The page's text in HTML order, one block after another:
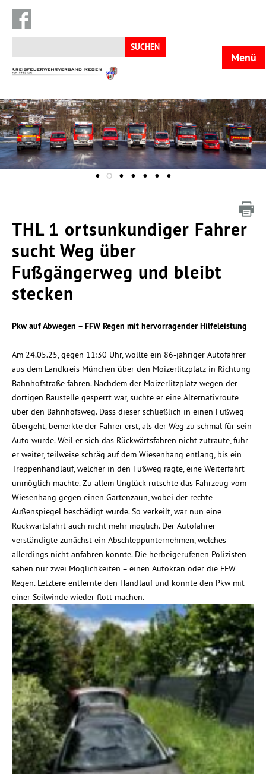
Suchen
nach:
KFV
Menü
THL 1 ortsunkundiger Fahrer
sucht Weg über
Fußgängerweg und bleibt
stecken
Pkw auf Abwegen – FFW Regen mit hervorragender Hilfeleistung
Am 24.05.25, gegen 11:30 Uhr, wollte ein 86-jähriger Autofahrer
aus dem Landkreis München über den Moizerlitzplatz in Richtung
Bahnhofstraße fahren. Nachdem der Moizerlitzplatz wegen der
dortigen Baustelle gesperrt war, suchte er eine Alternativroute
über den Bahnhofsweg. Dass dieser schließlich in einen Fußweg
übergeht, bemerkte der Fahrer erst, als der Weg zu schmal für sein
Auto wurde. Weil er sich das Rückwärtsfahren nicht zutraute, fuhr
er weiter, teilweise schräg auf dem Wiesenhang entlang, bis ein
Treppenhandlauf, welcher in den Fußweg ragte, eine Weiterfahrt
unmöglich machte. Zu allem Unglück rutschte das Fahrzeug vom
Wiesenhang gegen einen Gartenzaun, wobei der rechte
Außenspiegel beschädigt wurde. So verkeilt, war nun eine
Rückwärtsfahrt auch nicht mehr möglich. Der Autofahrer
verständigte zunächst ein Abschleppunternehmen, welches
allerdings nicht anfahren konnte. Die herbeigerufenen Polizisten
sahen nur zwei Möglichkeiten – einen Autokran oder die FFW
Regen. Letztere entfernte den Handlauf und konnte den Pkw mit
einer Seilwinde wieder flott machen.